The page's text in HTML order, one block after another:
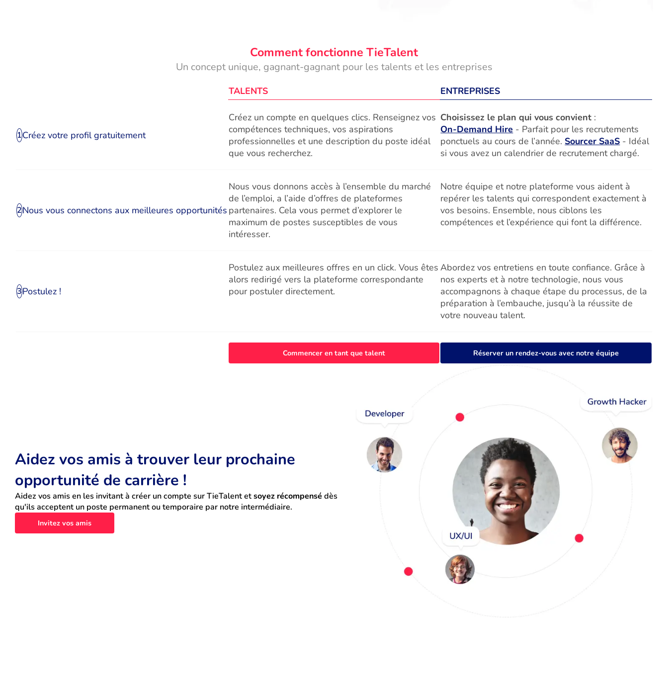
Comment fonctionne TieTalent
Un concept unique, gagnant-gagnant pour les talents et les entreprises
TALENTS ENTREPRISES
1Créez votre profil gratuitement
Créez un compte en quelques clics. Renseignez vos
compétences techniques, vos aspirations
professionnelles et une description du poste idéal
que vous recherchez.
Choisissez le plan qui vous convient :
On-Demand Hire - Parfait pour les recrutements
ponctuels au cours de l’année. Sourcer SaaS - Idéal
si vous avez un calendrier de recrutement chargé.
2Nous vous connectons aux meilleures opportunités
Nous vous donnons accès à l’ensemble du marché
de l’emploi, a l’aide d’offres de plateformes
partenaires. Cela vous permet d’explorer le
maximum de postes susceptibles de vous
intéresser.
Notre équipe et notre plateforme vous aident à
repérer les talents qui correspondent exactement à
vos besoins. Ensemble, nous ciblons les
compétences et l’expérience qui font la différence.
3Postulez !
Postulez aux meilleures offres en un click. Vous êtes
alors redirigé vers la plateforme correspondante
pour postuler directement.
Abordez vos entretiens en toute confiance. Grâce à
nos experts et à notre technologie, nous vous
accompagnons à chaque étape du processus, de la
préparation à l’embauche, jusqu’à la réussite de
votre nouveau talent.
Commencer en tant que talent Réserver un rendez-vous avec notre équipe
Aidez vos amis à trouver leur prochaine
opportunité de carrière !
Aidez vos amis en les invitant à créer un compte sur TieTalent et soyez récompensé dès
qu'ils acceptent un poste permanent ou temporaire par notre intermédiaire.
Invitez vos amis